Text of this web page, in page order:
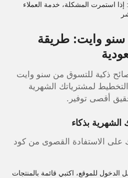
استمرت المشكلة، خدمة العملاء
سنو وايت: طريقة
ذكية للتسوق من سنو وايت
لمشترياتك الشهرية
أقصى توفير.
بذكاء
على الاستفادة القصوى من كود
الدخول للموقع، اكتبي قائمة بالمنتجات